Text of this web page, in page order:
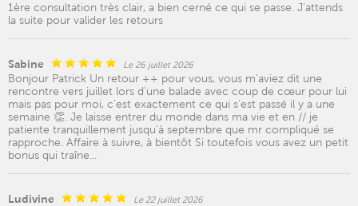
1ère consultation très clair, a bien cerné ce qui se passe. J'attends
la suite pour valider les retours
Sabine Le 26 juillet 2026
Bonjour Patrick Un retour ++ pour vous, vous m'aviez dit une
rencontre vers juillet lors d'une balade avec coup de cœur pour lui
mais pas pour moi, c'est exactement ce qui s'est passé il y a une
semaine 👏. Je laisse entrer du monde dans ma vie et en // je
patiente tranquillement jusqu'à septembre que mr compliqué se
rapproche. Affaire à suivre, à bientôt Si toutefois vous avez un petit
bonus qui traîne...
Ludivine Le 22 juillet 2026